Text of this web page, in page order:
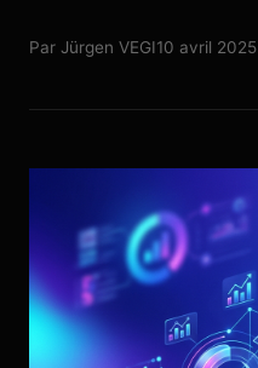
Par Jürgen VEGI10 avril 2025